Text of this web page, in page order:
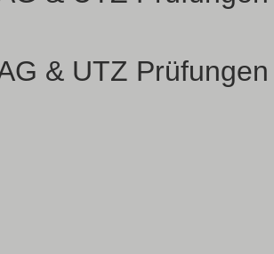
& UTZ Prüfungen